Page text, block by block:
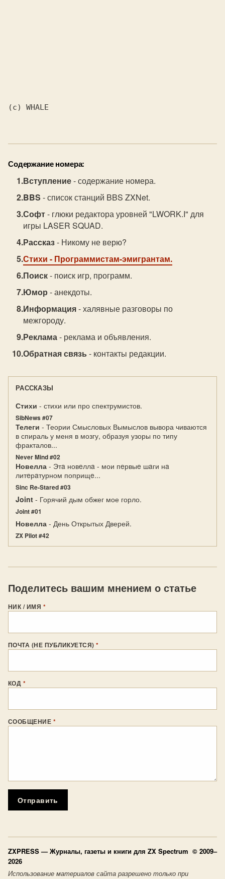
(с) WHALE
Содержание номера:
Вступление- содержание номера.
BBS - список станций BBS ZXNet.
Софт- глюки редактора уровней "LWORK.I" для
игры LASER SQUAD.
Рассказ- Никому не верю?
Стихи - Программистам-эмигрантам.
Поиск- поиск игр, программ.
Юмор - анекдоты.
Информация- халявные разговоры по
межгороду.
Реклама- реклама и объявления.
Обратная связь - контакты редакции.
РАССКАЗЫ
Стихи - стихи или про спектрумистов.
SibNews #07
Телеги - Теории Смысловых Вымыслов вывора чиваются
в спираль у меня в мозгу, образуя узоры по типу
фракталов...
Never Mind #02
Новелла - Этa новeллa - мои пeрвыe шaги нa
литeрaтурном поприщe...
Sinc Re-Stared #03
Joint - Горячий дым обжег мое горло.
Joint #01
Новелла - День Открытых Дверей.
ZX Pilot #42
Поделитесь вашим мнением о статье
НИК / ИМЯ *
ПОЧТА (НЕ ПУБЛИКУЕТСЯ)*
КОД *
СООБЩЕНИЕ *
Отправить
ZXPRESS — Журналы, газеты и книги для ZX Spectrum © 2009–
2026
Использование материалов сайта разрешено только при